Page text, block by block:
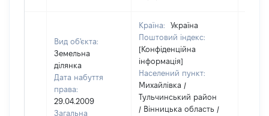
Вид об'єкта:
Земельна
ділянка
Дата набуття
права:
29.04.2009
Загальна
Країна:
Україна
Поштовий індекс:
[Конфіденційна
інформація]
Населений пункт:
Михайлівка /
Тульчинський район
/ Вінницька область /